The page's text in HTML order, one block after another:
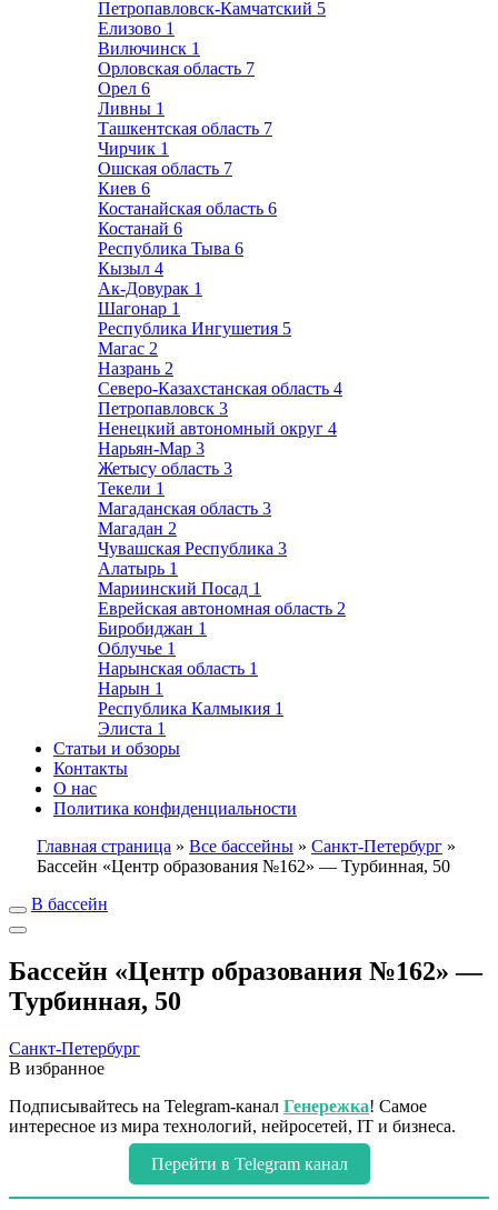
Петропавловск-Камчатский 5
Елизово 1
Вилючинск 1
Орловская область 7
Орел 6
Ливны 1
Ташкентская область 7
Чирчик 1
Ошская область 7
Киев 6
Костанайская область 6
Костанай 6
Республика Тыва 6
Кызыл 4
Ак-Довурак 1
Шагонар 1
Республика Ингушетия 5
Магас 2
Назрань 2
Северо-Казахстанская область 4
Петропавловск 3
Ненецкий автономный округ 4
Нарьян-Мар 3
Жетысу область 3
Текели 1
Магаданская область 3
Магадан 2
Чувашская Республика 3
Алатырь 1
Мариинский Посад 1
Еврейская автономная область 2
Биробиджан 1
Облучье 1
Нарынская область 1
Нарын 1
Республика Калмыкия 1
Элиста 1
Статьи и обзоры
Контакты
О нас
Политика конфиденциальности
Главная страница » Все бассейны » Санкт-Петербург »
Бассейн «Центр образования №162» — Турбинная, 50
В бассейн
Бассейн «Центр образования №162» —
Турбинная, 50
Санкт-Петербург
В избранное
Подписывайтесь на Telegram-канал Генережка! Самое
интересное из мира технологий, нейросетей, IT и бизнеса.
Перейти в Telegram канал